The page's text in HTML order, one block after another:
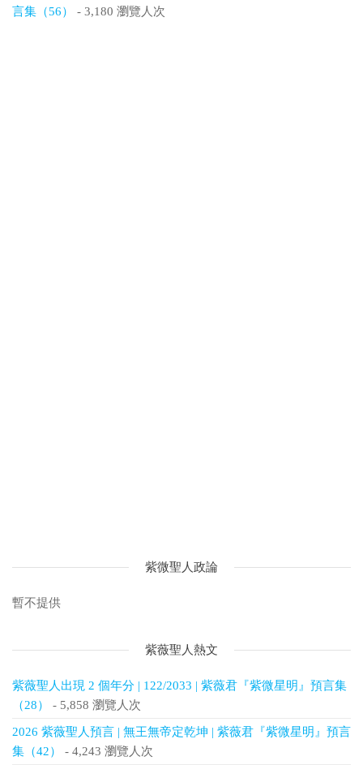
言集（56）
- 3,180 瀏覽人次
紫微聖人政論
暫不提供
紫薇聖人熱文
紫薇聖人出現 2 個年分 | 122/2033 | 紫薇君『紫微星明』預言集
（28）
- 5,858 瀏覽人次
2026 紫薇聖人預言 | 無王無帝定乾坤 | 紫薇君『紫微星明』預言
集（42）
- 4,243 瀏覽人次